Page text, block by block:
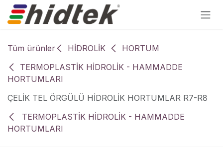
İçereği Atla
Tüm ürünler HİDROLİK
HORTUM
TERMOPLASTİK HİDROLİK - HAMMADDE
HORTUMLARI
ÇELİK TEL ÖRGÜLÜ HİDROLİK HORTUMLAR R7-R8
TERMOPLASTİK HİDROLİK - HAMMADDE
HORTUMLARI